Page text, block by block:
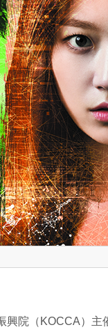
院（KOCCA）主